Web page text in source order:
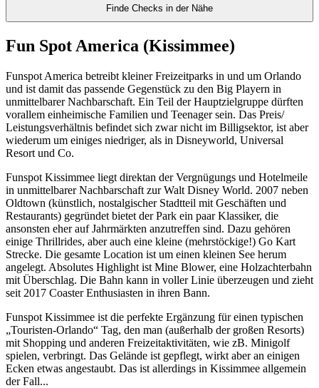
Finde Checks in der Nähe
Fun Spot America (Kissimmee)
Funspot America betreibt kleiner Freizeitparks in und um Orlando
und ist damit das passende Gegenstück zu den Big Playern in
unmittelbarer Nachbarschaft. Ein Teil der Hauptzielgruppe dürften
vorallem einheimische Familien und Teenager sein. Das Preis/
Leistungsverhältnis befindet sich zwar nicht im Billigsektor, ist aber
wiederum um einiges niedriger, als in Disneyworld, Universal
Resort und Co.
Funspot Kissimmee liegt direktan der Vergnügungs und Hotelmeile
in unmittelbarer Nachbarschaft zur Walt Disney World. 2007 neben
Oldtown (künstlich, nostalgischer Stadtteil mit Geschäften und
Restaurants) gegründet bietet der Park ein paar Klassiker, die
ansonsten eher auf Jahrmärkten anzutreffen sind. Dazu gehören
einige Thrillrides, aber auch eine kleine (mehrstöckige!) Go Kart
Strecke. Die gesamte Location ist um einen kleinen See herum
angelegt. Absolutes Highlight ist Mine Blower, eine Holzachterbahn
mit Überschlag. Die Bahn kann in voller Linie überzeugen und zieht
seit 2017 Coaster Enthusiasten in ihren Bann.
Funspot Kissimmee ist die perfekte Ergänzung für einen typischen
„Touristen-Orlando“ Tag, den man (außerhalb der großen Resorts)
mit Shopping und anderen Freizeitaktivitäten, wie zB. Minigolf
spielen, verbringt. Das Gelände ist gepflegt, wirkt aber an einigen
Ecken etwas angestaubt. Das ist allerdings in Kissimmee allgemein
der Fall...